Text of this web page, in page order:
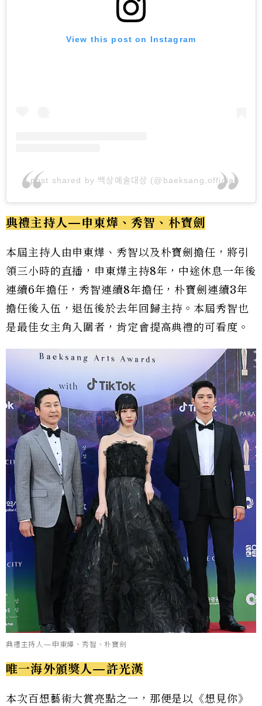
View this post on Instagram
A post shared by 백상예술대상 (@baeksang.official)
典禮主持人—申東燁、秀智、朴寶劍
本屆主持人由申東燁、秀智以及朴寶劍擔任，將引
領三小時的直播，申東燁主持8年，中途休息一年後
連續6年擔任，秀智連續8年擔任，朴寶劍連續3年
擔任後入伍，退伍後於去年回歸主持。本屆秀智也
是最佳女主角入圍者，肯定會提高典禮的可看度。
典禮主持人—申東燁、秀智、朴寶劍
唯一海外頒獎人—許光漢
本次百想藝術大賞亮點之一，那便是以《想見你》